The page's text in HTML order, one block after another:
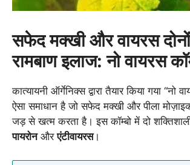
सफेद मक्खी और वायरस
रामबाण इलाज: नो वायरस
कात्यायनी ऑर्गेनिक्स द्वारा तैयार किया गया “नो
ऐसा समाधान है जो सफेद मक्खी और पीला
जड़ से खत्म करता है। इस कॉम्बो में दो
पायरोनऔरएंटीवायरस।